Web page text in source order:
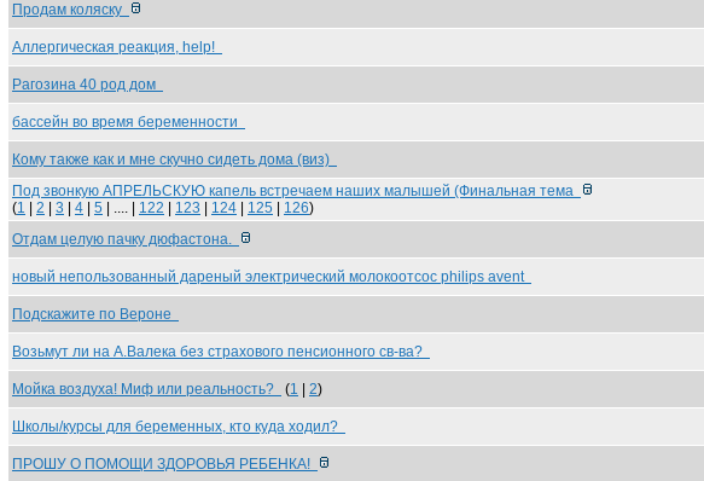
Продам коляску
Аллергическая реакция, help!
Рагозина 40 род дом
бассейн во время беременности
Кому также как и мне скучно сидеть дома (виз)
Под звонкую АПРЕЛЬСКУЮ капель встречаем наших малышей (Финальная тема
(1 2 3 4 5 | .... | 122 123 124 125 126)
Отдам целую пачку дюфастона.
новый непользованный дареный электрический молокоотсос philips avent
Подскажите по Вероне
Возьмут ли на А.Валека без страхового пенсионного св-ва?
Мойка воздуха! Миф или реальность? (1 2)
Школы/курсы для беременных, кто куда ходил?
ПРОШУ О ПОМОЩИ ЗДОРОВЬЯ РЕБЕНКА!